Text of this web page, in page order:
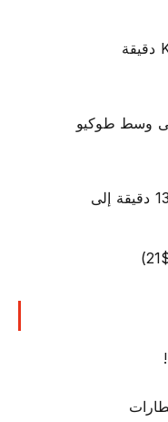
Keisei Skyliner: ¥2,500 ($17)، 40 دقيقة
إلى وسط طوكيو
قطار هانيدا إكسبريس: ¥290 ($2)، 13 دقيقة إلى